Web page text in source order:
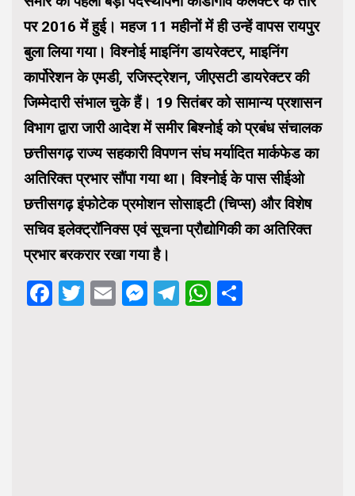
पर 2016 में हुई। महज 11 महीनों में ही उन्हें वापस रायपुर
बुला लिया गया। विश्नोई माइनिंग डायरेक्टर, माइनिंग
कार्पोरेशन के एमडी, रजिस्ट्रेशन, जीएसटी डायरेक्टर की
जिम्मेदारी संभाल चुके हैं। 19 सितंबर को सामान्य प्रशासन
विभाग द्वारा जारी आदेश में समीर बिश्नोई को प्रबंध संचालक
छत्तीसगढ़ राज्य सहकारी विपणन संघ मर्यादित मार्कफेड का
अतिरिक्त प्रभार सौंपा गया था। विश्नोई के पास सीईओ
छत्तीसगढ़ इंफोटेक प्रमोशन सोसाइटी (चिप्स) और विशेष
सचिव इलेक्ट्रॉनिक्स एवं सूचना प्रौद्योगिकी का अतिरिक्त
प्रभार बरकरार रखा गया है।
Facebook
Twitter
EmailMessenger
Telegram
WhatsApp